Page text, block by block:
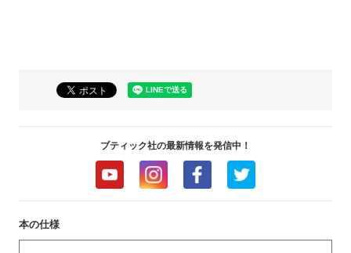
ブティック社の最新情報を発信中！
本の仕様